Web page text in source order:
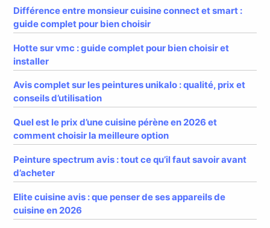
Différence entre monsieur cuisine connect et smart :
guide complet pour bien choisir
Hotte sur vmc : guide complet pour bien choisir et
installer
Avis complet sur les peintures unikalo : qualité, prix et
conseils d’utilisation
Quel est le prix d’une cuisine pérène en 2026 et
comment choisir la meilleure option
Peinture spectrum avis : tout ce qu’il faut savoir avant
d’acheter
Elite cuisine avis : que penser de ses appareils de
cuisine en 2026